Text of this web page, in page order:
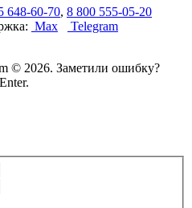
648-60-70, 8 800 555-05-20
Max
Telegram
© 2026. Заметили ошибку?